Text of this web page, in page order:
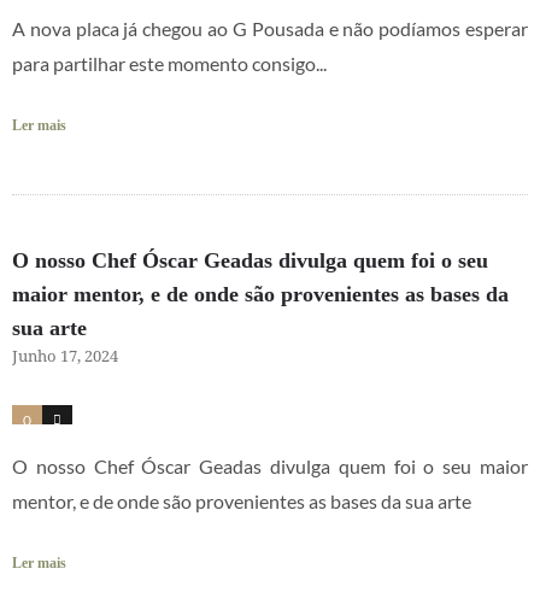
A nova placa já chegou ao G Pousada e não podíamos esperar
para partilhar este momento consigo...
Ler mais
O nosso Chef Óscar Geadas divulga quem foi o seu
maior mentor, e de onde são provenientes as bases da
sua arte
Junho 17, 2024
0 2
O nosso Chef Óscar Geadas divulga quem foi o seu maior
mentor, e de onde são provenientes as bases da sua arte
Ler mais